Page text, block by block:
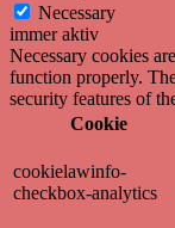
Necessary
immer aktiv
Necessary cookies
function properly.
security features of
Cookie
cookielawinfo-
checkbox-analytics